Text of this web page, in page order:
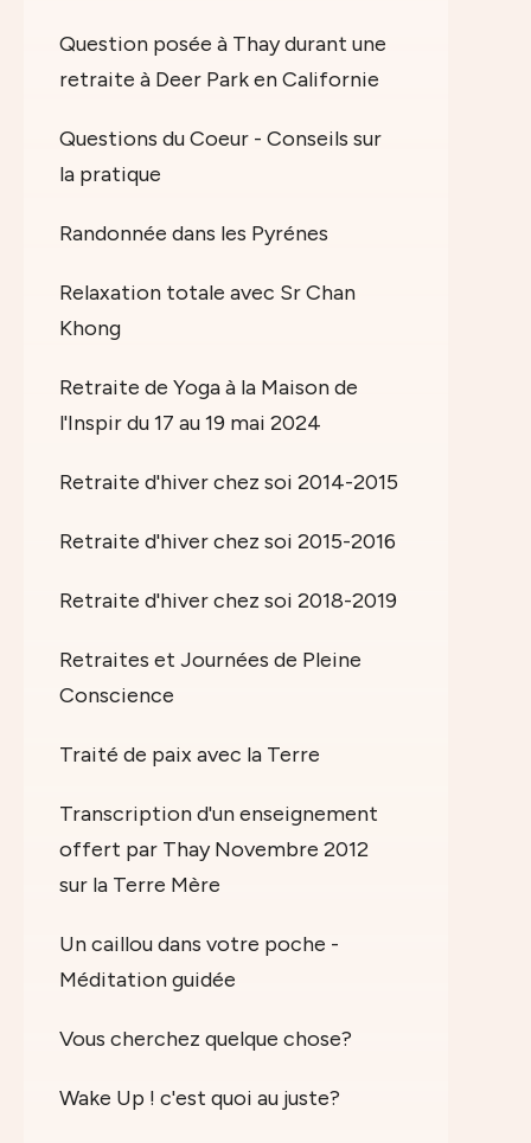
Question posée à Thay durant une
retraite à Deer Park en Californie
Questions du Coeur - Conseils sur
la pratique
Randonnée dans les Pyrénes
Relaxation totale avec Sr Chan
Khong
Retraite de Yoga à la Maison de
l'Inspir du 17 au 19 mai 2024
Retraite d'hiver chez soi 2014-2015
Retraite d'hiver chez soi 2015-2016
Retraite d'hiver chez soi 2018-2019
Retraites et Journées de Pleine
Conscience
Traité de paix avec la Terre
Transcription d'un enseignement
offert par Thay Novembre 2012
sur la Terre Mère
Un caillou dans votre poche -
Méditation guidée
Vous cherchez quelque chose?
Wake Up ! c'est quoi au juste?